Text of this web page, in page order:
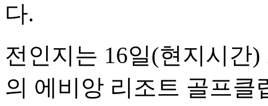
다.
전인지는 16일(현지시간
의 에비앙 리조트 골프클